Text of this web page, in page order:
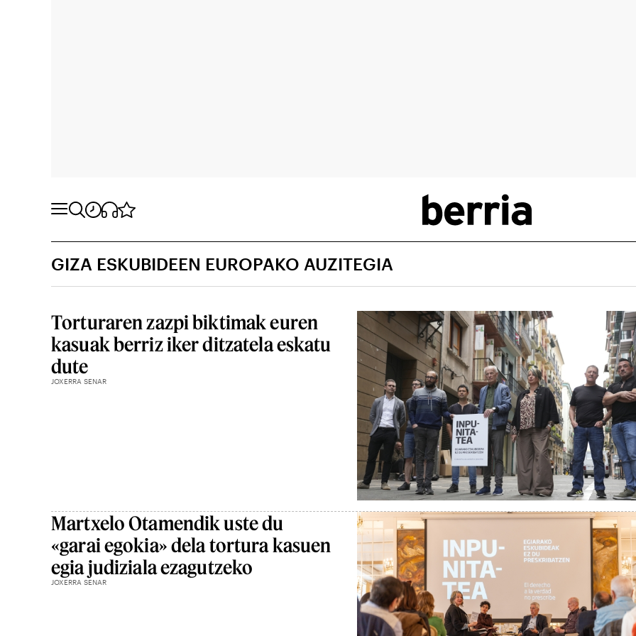
GIZA ESKUBIDEEN EUROPAKO AUZITEGIA
Torturaren zazpi biktimak euren
kasuak berriz iker ditzatela eskatu
dute
JOXERRA SENAR
Martxelo Otamendik uste du
«garai egokia» dela tortura kasuen
egia judiziala ezagutzeko
JOXERRA SENAR